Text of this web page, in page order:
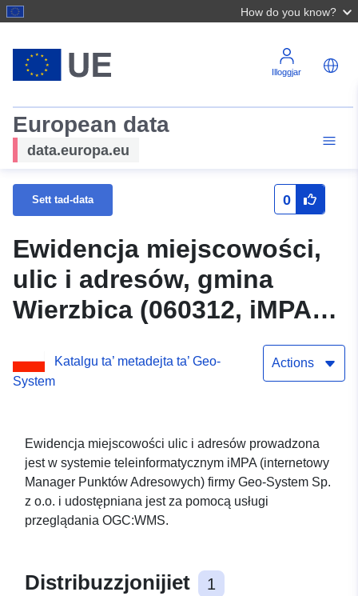
How do you know?
Illoggjar
European data
data.europa.eu
Sett tad-data 0
Ewidencja miejscowości,
ulic i adresów, gmina
Wierzbica (060312, iMPA) -
usługa przeglądania WMS
Katalgu ta’ metadejta ta’ Geo-
System
Actions
Ewidencja miejscowości ulic i adresów prowadzona
jest w systemie teleinformatycznym iMPA (internetowy
Manager Punktów Adresowych) firmy Geo-System Sp.
z o.o. i udostępniana jest za pomocą usługi
przeglądania OGC:WMS.
Distribuzzjonijiet 1